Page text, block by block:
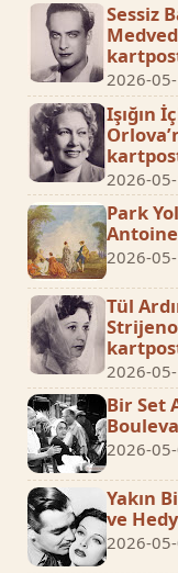
Sessiz
2026-
Işığın
2026-
Park
2026-
Tül
2026-
Bir Set
2026-
Yakın
ve
2026-